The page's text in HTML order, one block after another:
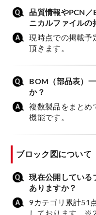
品質情報やPCN／
ニカルファイルの
現時点での掲載予
頂きます。
BOM（部品表）
か？
複数製品をまとめ
機能です。
ブロック図について
現在公開している
ありますか？
9カテゴリ累計51